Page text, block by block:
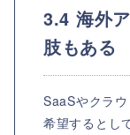
3.4 海外
肢もある
SaaSやクラ
希望するとし